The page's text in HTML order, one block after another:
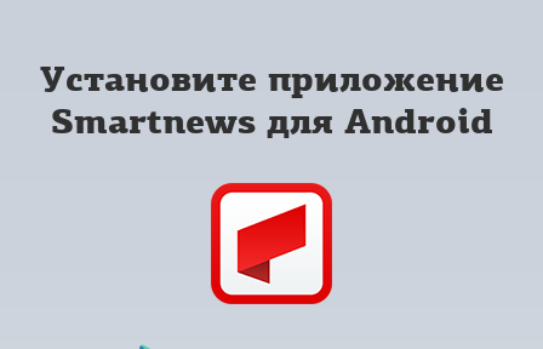
Установите приложение
Smartnews для Android